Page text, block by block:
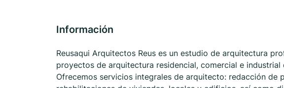
Información
Reusaqui Arquitectos Reus es un estudio de arquitectura
proyectos de arquitectura residencial, comercial e
Ofrecemos servicios integrales de arquitecto: redacción de